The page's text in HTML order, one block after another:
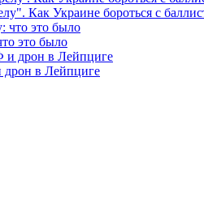
Как Украине бороться с
это было
в Лейпциге